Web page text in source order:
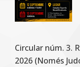
Circular núm. 3.
2026 (Només